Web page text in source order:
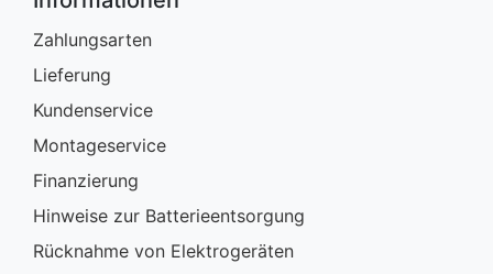
Zahlungsarten
Lieferung
Kundenservice
Montageservice
Finanzierung
Hinweise zur Batterieentsorgung
Rücknahme von Elektrogeräten